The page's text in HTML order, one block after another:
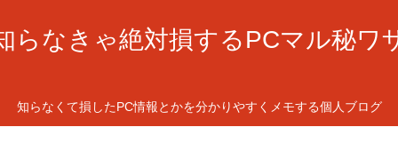
らなきゃ絶対損するPCマル秘ワ
知らなくて損したPC情報とかを分かりやすくメモする個人ブログ